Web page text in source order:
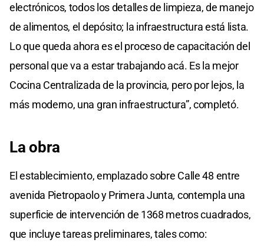
electrónicos, todos los detalles de limpieza, de manejo
de alimentos, el depósito; la infraestructura está lista.
Lo que queda ahora es el proceso de capacitación del
personal que va a estar trabajando acá. Es la mejor
Cocina Centralizada de la provincia, pero por lejos, la
más moderno, una gran infraestructura”, completó.
La obra
El establecimiento, emplazado sobre Calle 48 entre
avenida Pietropaolo y Primera Junta, contempla una
superficie de intervención de 1368 metros cuadrados,
que incluye tareas preliminares, tales como: